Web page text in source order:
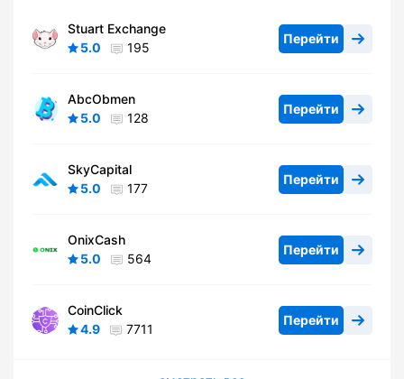
Stuart Exchange
5.0
195
Перейти
AbcObmen
5.0
128
Перейти
SkyCapital
5.0
177
Перейти
OnixCash
5.0
564
Перейти
CoinClick
4.9
7711
Перейти